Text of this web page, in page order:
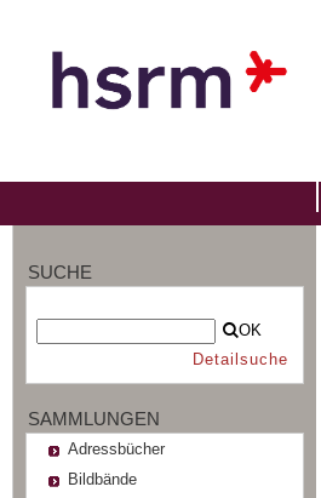
SUCHE
OK
Detailsuche
SAMMLUNGEN
Adressbücher
Bildbände